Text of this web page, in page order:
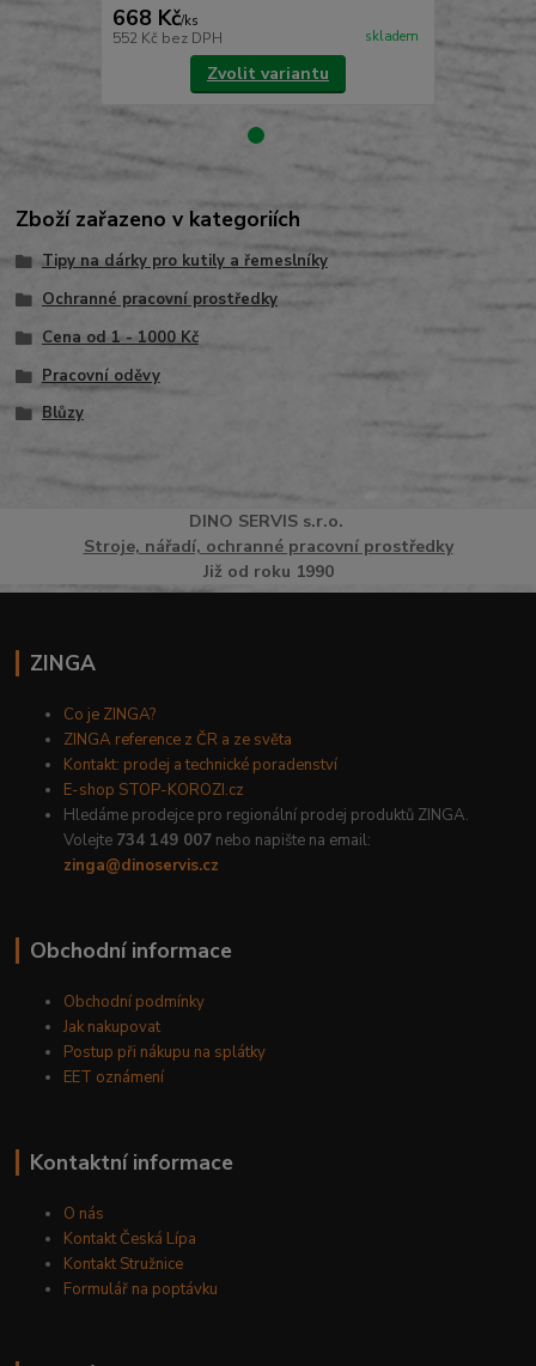
668 Kč/ks
552 Kč bez DPH skladem
Zvolit variantu
/ks
Zboží zařazeno v kategoriích
Tipy na dárky pro kutily a řemeslníky
Ochranné pracovní prostředky
Cena od 1 - 1000 Kč
Pracovní oděvy
Blůzy
DINO SERVISs.r.o.
Stroje, nářadí, ochranné pracovní prostředky
Již od roku 1990
ZINGA
Co je ZINGA?
ZINGA reference z ČR a ze světa
Kontakt: prodej a technické poradenství
E-shop STOP-KOROZI.cz
Hledáme prodejce pro regionální prodej produktů ZINGA.
Volejte 734 149 007 nebo napište na email:
zinga@dinoservis.cz
Obchodní informace
Obchodní podmínky
Jak nakupovat
Postup při nákupu na splátky
EET oznámení
Kontaktní informace
O nás
Kontakt Česká Lípa
Kontakt Stružnice
Formulář na poptávku